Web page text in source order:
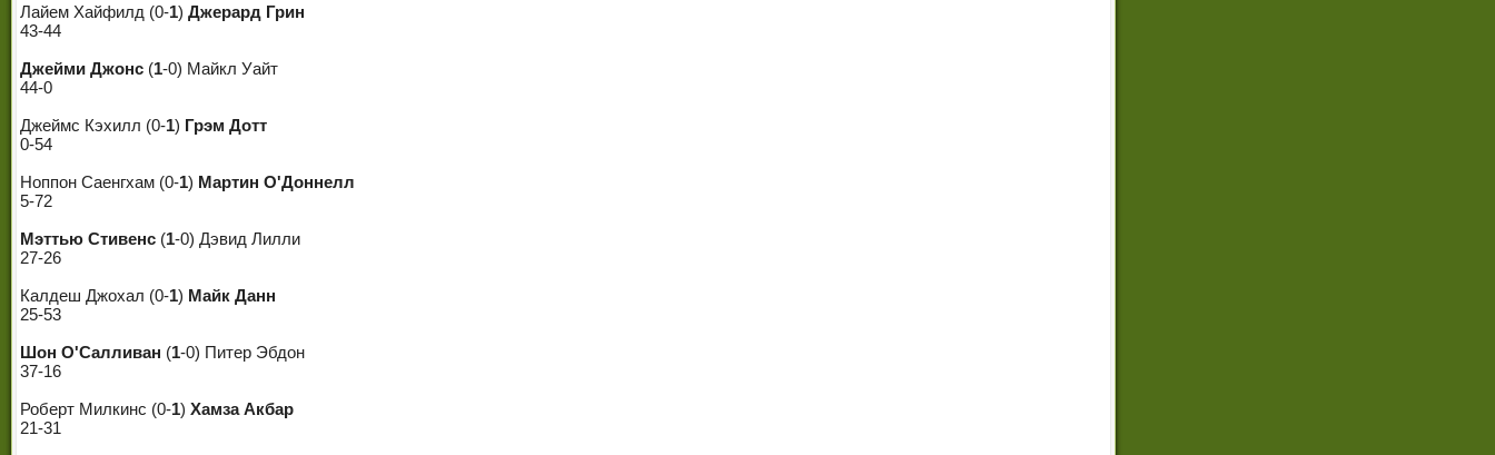
Лайем Хайфилд (0-1) Джерард Грин
43-44
Джейми Джонс (1-0) Майкл Уайт
44-0
Джеймс Кэхилл (0-1) Грэм Дотт
0-54
Ноппон Саенгхам (0-1) Мартин О'Доннелл
5-72
Мэттью Стивенс (1-0) Дэвид Лилли
27-26
Калдеш Джохал (0-1) Майк Данн
25-53
Шон О'Салливан (1-0) Питер Эбдон
37-16
Роберт Милкинс (0-1) Хамза Акбар
21-31